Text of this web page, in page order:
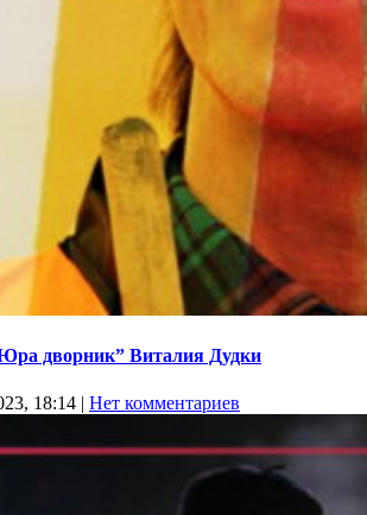
дворник” Виталия Дудки
18:14 | Нет комментариев